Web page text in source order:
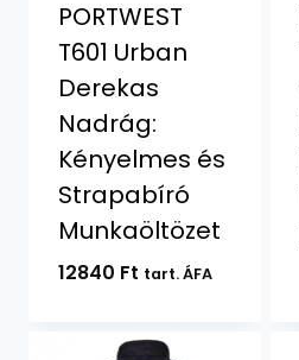
PORTWEST
T601 Urban
Derekas
Nadrág:
Kényelmes és
Strapabíró
Munkaöltözet
12840 Ft tart. ÁFA